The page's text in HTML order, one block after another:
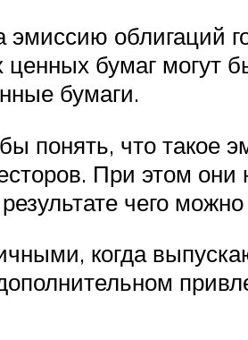
эмиссию облигаций
бумаг могут
бумаги.
понять, что такое
При этом
чего
когда